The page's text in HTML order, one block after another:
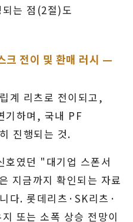
는 점(2절)도
크 전이 및 환매 러시 —
계 리츠로 전이되고,
기하며, 국내 PF
진행되는 것.
호였던 "대기업 스폰서
지금까지 확인되는 자료
다. 롯데리츠·SK리츠·
또는 소폭 상승 전망이